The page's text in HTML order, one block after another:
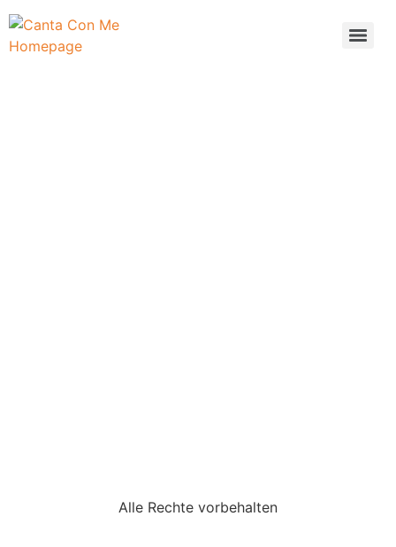
Alle Rechte vorbehalten